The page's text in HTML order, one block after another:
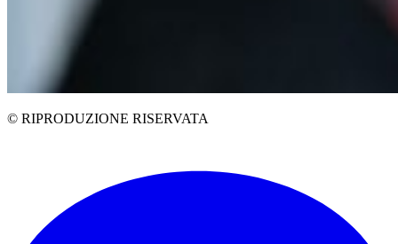
© RIPRODUZIONE RISERVATA